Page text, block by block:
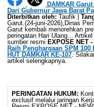
DAMKAR
Dari Gubernur Jawa Barat
Diterbitkan oleh: Taufik |
Garut.(24-juni-2026),Dinas
Garut kembali menorehkan
peringatan Hari Ulang... Artikel
sumber resmi EXPOSE NET
Raih Penghargaan SPM
HUT DAMKAR KE-107.
artikel selengkapnya.
PERINGATAN HUKUM:
exclusif melalui jaringan